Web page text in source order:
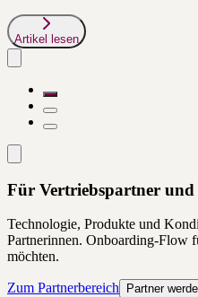
Artikel lesen
Für Vertriebspartner
Technologie, Produkte und
Partnerinnen. Onboarding-Flow
möchten.
Zum Partnerbereich Partner